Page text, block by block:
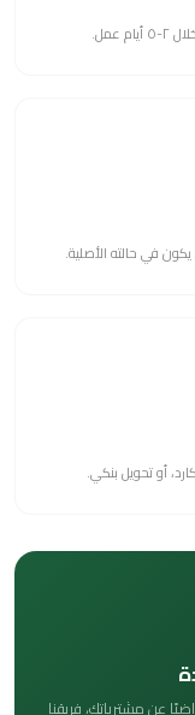
عمل.
أو تحويل بنكي.
عن مشترياتك، فريقنا